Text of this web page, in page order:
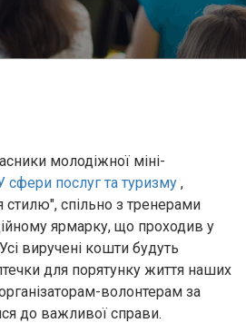
молодіжної міні-
послуг та туризму ,
стилю", спільно з тренерами
ярмарку, що проходив у
виручені кошти будуть
для порятунку життя наших
волонтерам за
до важливої справи.